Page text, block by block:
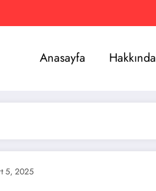
Anasayfa Hakkında
5, 2025